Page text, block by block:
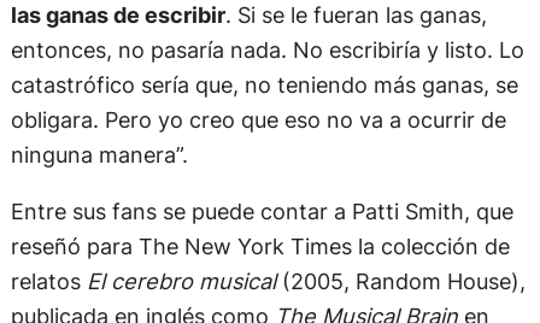
las ganas de escribir. Si se le fueran las ganas,
entonces, no pasaría nada. No escribiría y listo. Lo
catastrófico sería que, no teniendo más ganas, se
obligara. Pero yo creo que eso no va a ocurrir de
ninguna manera”.
Entre sus fans se puede contar a Patti Smith, que
reseñó para The New York Times la colección de
relatosEl cerebro musical(2005, Random House),
publicada en inglés como The Musical Brainen